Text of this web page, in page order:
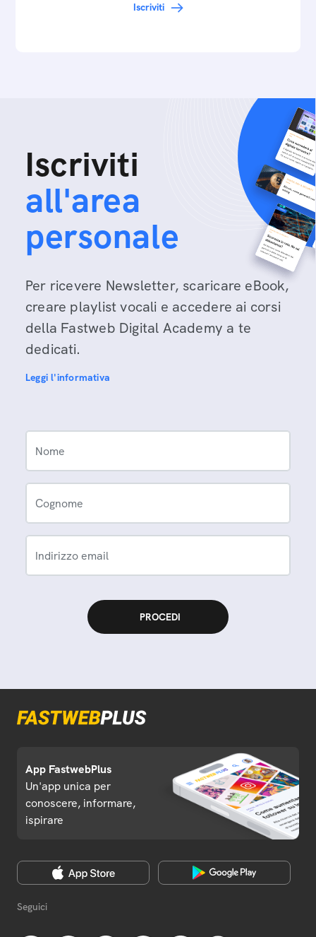
Iscriviti
Iscriviti
all'area
personale
Per ricevere Newsletter, scaricare eBook,
creare playlist vocali e accedere ai corsi
della Fastweb Digital Academy a te
dedicati.
Leggi l'informativa
Nome
Cognome
Indirizzo email
App FastwebPlus
Un'app unica per
conoscere, informare,
ispirare
Seguici